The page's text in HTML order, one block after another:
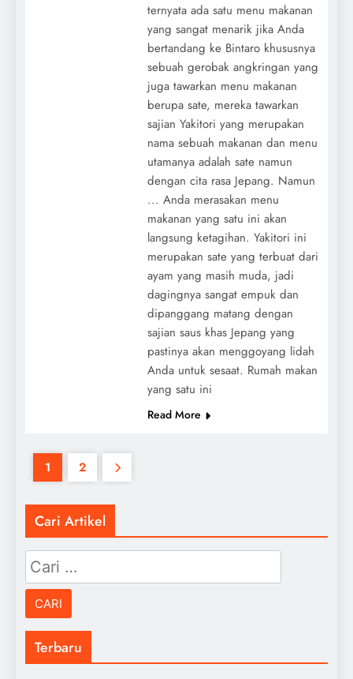
ternyata ada satu menu makanan
yang sangat menarik jika Anda
bertandang ke Bintaro khususnya
sebuah gerobak angkringan yang
juga tawarkan menu makanan
berupa sate, mereka tawarkan
sajian Yakitori yang merupakan
nama sebuah makanan dan menu
utamanya adalah sate namun
dengan cita rasa Jepang. Namun
... Anda merasakan menu
makanan yang satu ini akan
langsung ketagihan. Yakitori ini
merupakan sate yang terbuat dari
ayam yang masih muda, jadi
dagingnya sangat empuk dan
dipanggang matang dengan
sajian saus khas Jepang yang
pastinya akan menggoyang lidah
Anda untuk sesaat. Rumah makan
yang satu ini
Read More
1 2
Cari Artikel
Cari
untuk:
Terbaru